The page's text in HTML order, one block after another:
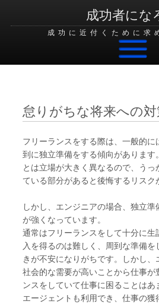
成功者にな
成功に近付くために求
怠りがちな将来への対
フリーランスをする際は、一般的に
到に独立準備をする傾向があります
とは立場が大きく異なるので、うっ
ている部分があると後悔するリスク
しかし、エンジニアの場合、独立準
が強くなっています。
通常はフリーランスをして十分に生
入を得るのは難しく、周到な準備
きが不安になりがちです。しかし、
社会的な需要が高いことから仕事が
ンスをしていて仕事に困ることはあ
エージェントも利用でき、仕事の獲